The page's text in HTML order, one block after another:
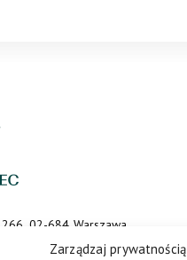
Zarządzaj prywatnością
266, 02-684 Warszawa